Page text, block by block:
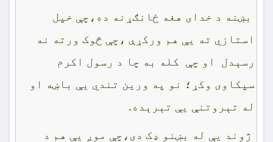
بښنه د خداى هغه ځانګړنه ده،چې خپل
استازي ته يې هم ورکړې ،چې څوک ورته نه
رسېدل او چې کله به چا د رسول اکرم
سپکاوى وکړ؛ نو په ورين تندي يې باښه او
له تېروتنې يې تېرېده.
ژوند يې له بښنو ډک دى،چې موږ يې هم د